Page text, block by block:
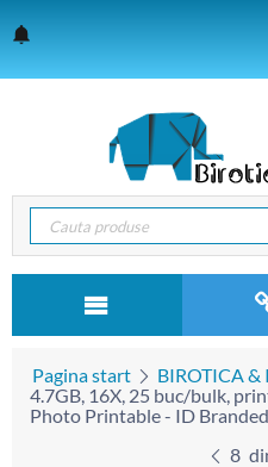
Pagina start BIROTICA &
4.7GB, 16X, 25 buc/bulk,
Photo Printable - ID Branded
8